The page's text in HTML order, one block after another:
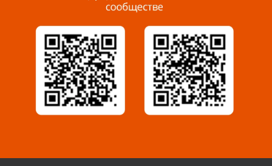
Миасс, ул. Романенко, 95
8 922 500 30 39
Сызрань, ул. Декабристов, 1А
8 927 009 54 63
Саратов, ул. Танкистов, 37 (БЦ «Дикомп»)